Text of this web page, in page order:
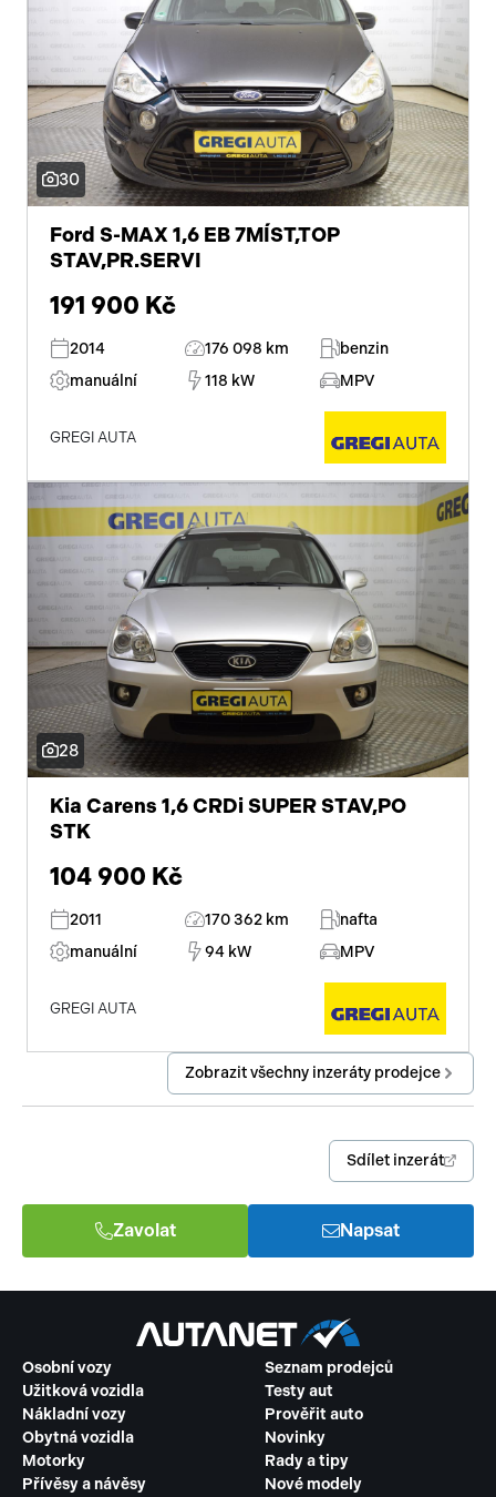
30
Ford S-MAX 1,6 EB 7MÍST,TOP
STAV,PR.SERVI
191 900 Kč
2014 176 098 km
benzin
manuální
118 kW MPV
GREGI AUTA
28
Kia Carens 1,6 CRDi SUPER STAV,PO
STK
104 900 Kč
2011 170 362 km
nafta
manuální
94 kW MPV
GREGI AUTA
Zobrazit všechny inzeráty prodejce
Sdílet inzerát
Zavolat Napsat
Osobní vozy
Užitková vozidla
Nákladní vozy
Obytná vozidla
Motorky
Přívěsy a návěsy
Seznam prodejců
Testy aut
Prověřit auto
Novinky
Rady a tipy
Nové modely